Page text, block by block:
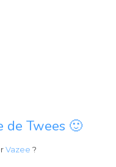
de Twees 🙂
Vazee ?